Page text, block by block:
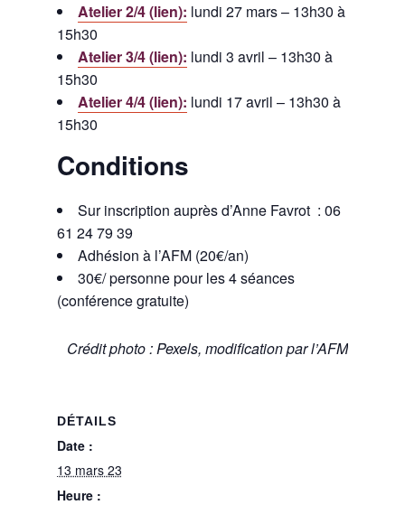
Atelier 2/4 (lien): lundi 27 mars – 13h30 à
15h30
Atelier 3/4 (lien): lundi 3 avril – 13h30 à
15h30
Atelier 4/4 (lien): lundi 17 avril – 13h30 à
15h30
Conditions
Sur inscription auprès d’Anne Favrot : 06
61 24 79 39
Adhésion à l’AFM (20€/an)
30€/ personne pour les 4 séances
(conférence gratuite)
Crédit photo : Pexels, modification par l’AFM
DÉTAILS
Date :
13 mars 23
Heure :